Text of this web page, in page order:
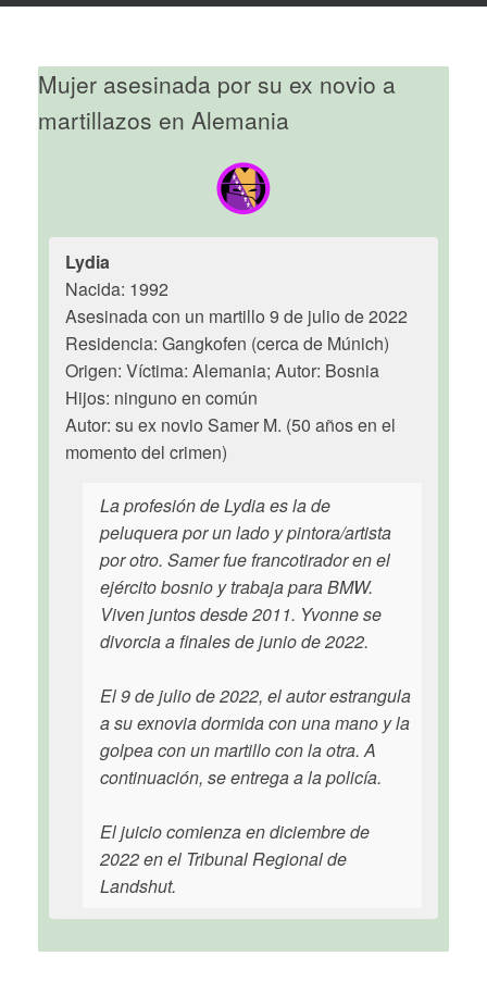
Mujer asesinada por su ex novio a
martillazos en Alemania
Lydia
Nacida: 1992
Asesinada con un martillo 9 de julio de 2022
Residencia: Gangkofen (cerca de Múnich)
Origen: Víctima: Alemania; Autor: Bosnia
Hijos: ninguno en común
Autor: su ex novio Samer M. (50 años en el
momento del crimen)
La profesión de Lydia es la de
peluquera por un lado y pintora/artista
por otro. Samer fue francotirador en el
ejército bosnio y trabaja para BMW.
Viven juntos desde 2011. Yvonne se
divorcia a finales de junio de 2022.
El 9 de julio de 2022, el autor estrangula
a su exnovia dormida con una mano y la
golpea con un martillo con la otra. A
continuación, se entrega a la policía.
El juicio comienza en diciembre de
2022 en el Tribunal Regional de
Landshut.